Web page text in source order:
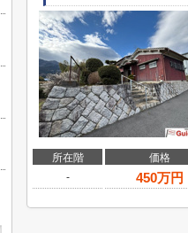
所在階
価格
-
450万円